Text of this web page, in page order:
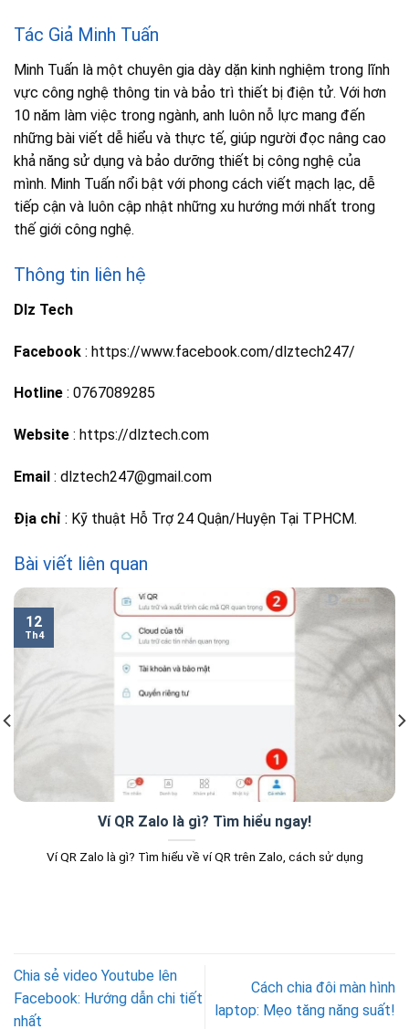
Tác Giả Minh Tuấn
Minh Tuấn là một chuyên gia dày dặn kinh nghiệm trong lĩnh
vực công nghệ thông tin và bảo trì thiết bị điện tử. Với hơn
10 năm làm việc trong ngành, anh luôn nỗ lực mang đến
những bài viết dễ hiểu và thực tế, giúp người đọc nâng cao
khả năng sử dụng và bảo dưỡng thiết bị công nghệ của
mình. Minh Tuấn nổi bật với phong cách viết mạch lạc, dễ
tiếp cận và luôn cập nhật những xu hướng mới nhất trong
thế giới công nghệ.
Thông tin liên hệ
Dlz Tech
Facebook : https://www.facebook.com/dlztech247/
Hotline : 0767089285
Website : https://dlztech.com
Email : dlztech247@gmail.com
Địa chỉ : Kỹ thuật Hỗ Trợ 24 Quận/Huyện Tại TPHCM.
Bài viết liên quan
Ví QR Zalo là gì? Tìm hiểu ngay!
Ví QR Zalo là gì? Tìm hiểu về ví QR trên Zalo, cách sử dụng
12
Th4
Chia sẻ video Youtube lên
Facebook: Hướng dẫn chi tiết
nhất
Cách chia đôi màn hình
laptop: Mẹo tăng năng suất!